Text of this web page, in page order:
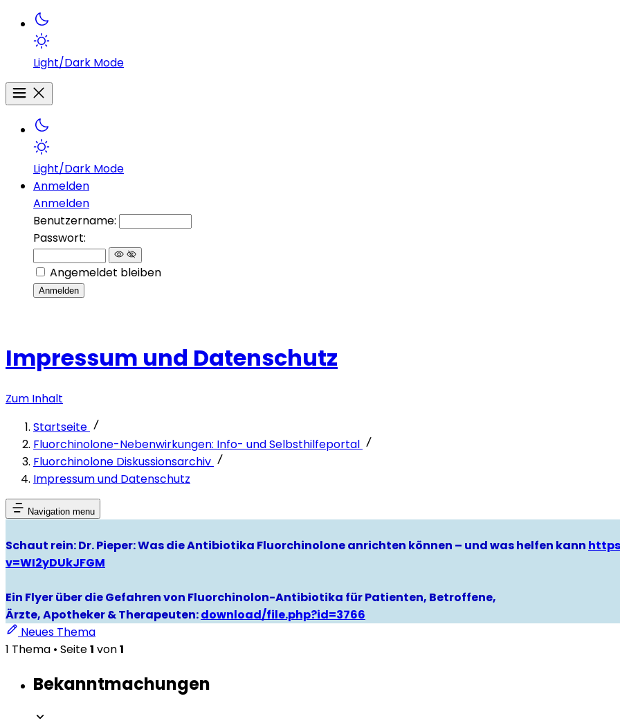
Light/Dark Mode
Light/Dark Mode
Anmelden
Anmelden
Benutzername:
Passwort:
Angemeldet bleiben
Anmelden
Impressum und Datenschutz
Zum Inhalt
Startseite
Fluorchinolone-Nebenwirkungen: Info- und Selbsthilfeportal
Fluorchinolone Diskussionsarchiv
Impressum und Datenschutz
Navigation menu
Schaut rein: Dr. Pieper: Was die Antibiotika Fluorchinolone anrichten können – und was helfen kann
v=WI2yDUkJFGM
Ein Flyer über die Gefahren von Fluorchinolon-Antibiotika für Patienten, Betroffene,
Ärzte, Apotheker & Therapeuten:download/file.php?id=3766
Neues Thema
1 Thema • Seite1 von1
Bekanntmachungen